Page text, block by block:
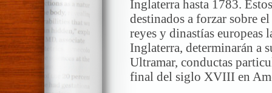
Inglaterra hasta 1783.
destinados a forzar sobre
reyes y dinastías europeas
Inglaterra, determinarán a
Ultramar, conductas
final del siglo XVIII en